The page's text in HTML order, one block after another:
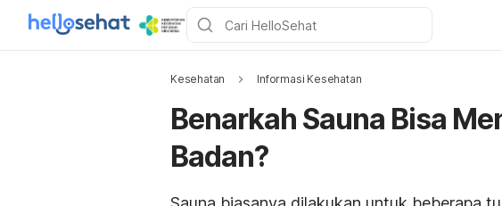
Kesehatan Informasi Kesehatan
Benarkah Sauna Bisa
Badan?